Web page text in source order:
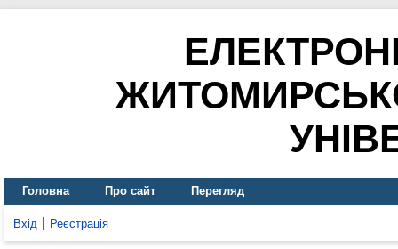
Головна Про сайт Перегляд
Вхід Реєстрація